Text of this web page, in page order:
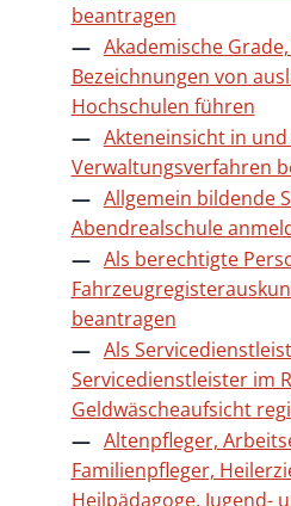
beantragen
Akademische
Bezeichnungen von
Hochschulen führen
Akteneinsicht in
Verwaltungsverfahren
Allgemein bildende
Abendrealschule
Als berechtigte
beantragen
Als
Servicedienstleister im
Geldwäscheaufsicht
Altenpfleger,
Familienpfleger,
Heilpädagoge, Jugend-